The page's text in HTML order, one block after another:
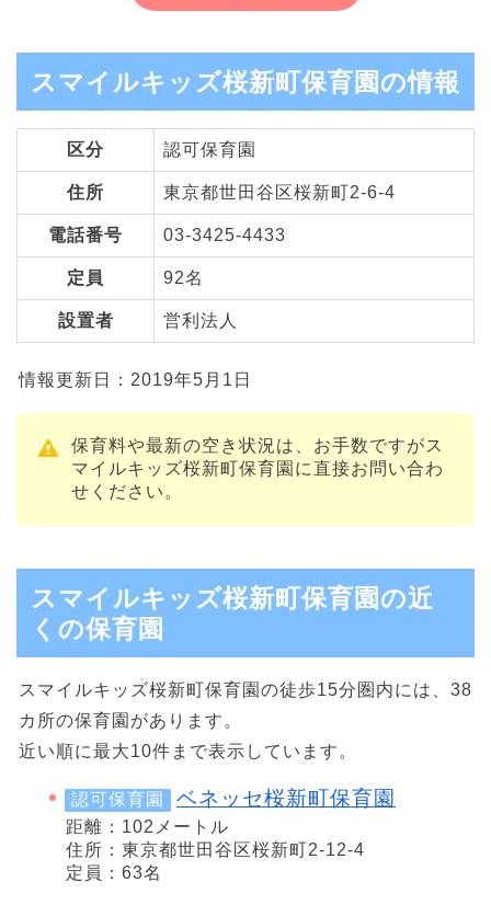
スマイルキッズ桜新町保育園の情報
区分 認可保育園
住所 東京都世田谷区桜新町2-6-4
電話番号 03-3425-4433
定員 92名
設置者 営利法人
情報更新日：2019年5月1日
保育料や最新の空き状況は、お手数ですがス
マイルキッズ桜新町保育園に直接お問い合わ
せください。
スマイルキッズ桜新町保育園の近
くの保育園
スマイルキッズ桜新町保育園の徒歩15分圏内には、38
カ所の保育園があります。
近い順に最大10件まで表示しています。
認可保育園 ベネッセ桜新町保育園
距離：102メートル
住所：東京都世田谷区桜新町2-12-4
定員：63名